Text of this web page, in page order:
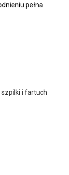
pełna
szpilki i fartuch